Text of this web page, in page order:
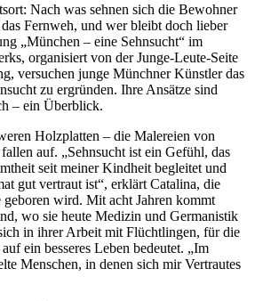
Nach was sehnen sich die Bewohner
Fernweh, und wer bleibt doch lieber
„München – eine Sehnsucht“ im
organisiert von der Junge-Leute-Seite
versuchen junge Münchner Künstler das
zu ergründen. Ihre Ansätze sind
– ein Überblick.
Holzplatten – die Malereien von
fallen auf. „Sehnsucht ist ein Gefühl, das
seit meiner Kindheit begleitet und
gut vertraut ist“, erklärt Catalina, die
wird. Mit acht Jahren kommt
wo sie heute Medizin und Germanistik
in ihrer Arbeit mit Flüchtlingen, für die
ein besseres Leben bedeutet. „Im
Menschen, in denen sich mir Vertrautes